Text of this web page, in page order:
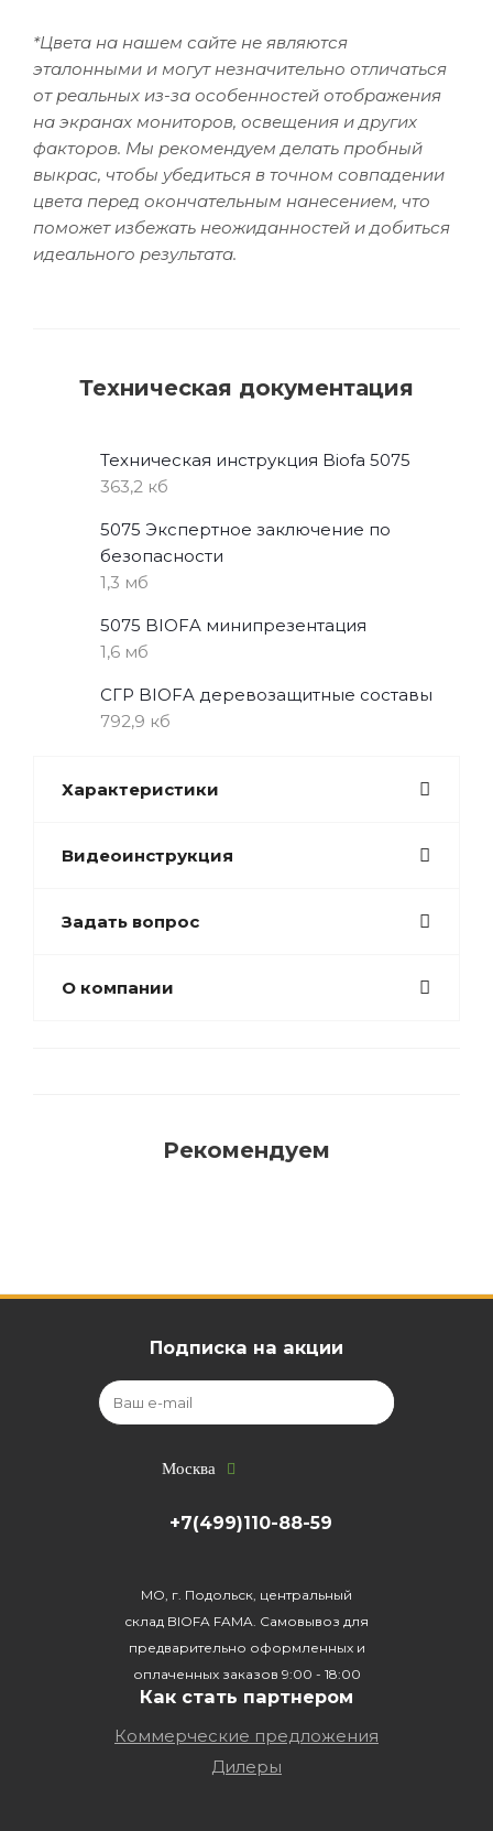
*Цвета на нашем сайте не являются
эталонными и могут незначительно отличаться
от реальных из-за особенностей отображения
на экранах мониторов, освещения и других
факторов. Мы рекомендуем делать пробный
выкрас, чтобы убедиться в точном совпадении
цвета перед окончательным нанесением, что
поможет избежать неожиданностей и добиться
идеального результата.
Техническая документация
Техническая инструкция Biofa 5075
363,2 кб
5075 Экспертное заключение по
безопасности
1,3 мб
5075 BIOFA минипрезентация
1,6 мб
СГР BIOFA деревозащитные составы
792,9 кб
Характеристики
Видеоинструкция
Задать вопрос
О компании
Рекомендуем
Подписка на акции
Москва
+7(499)110-88-59
МО, г. Подольск, центральный
склад BIOFA FAMA. Самовывоз для
предварительно оформленных и
оплаченных заказов 9:00 - 18:00
Как стать партнером
Коммерческие предложения
Дилеры